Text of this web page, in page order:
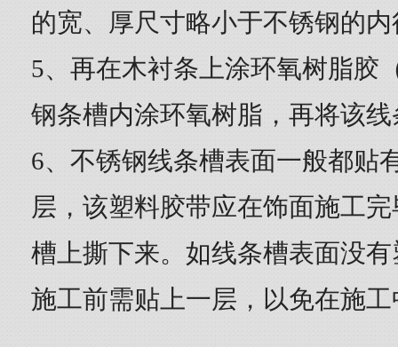
的宽、厚尺寸略小于不锈钢的
5、再在木衬条上涂环氧树脂胶
钢条槽内涂环氧树脂，再将该
6、不锈钢线条槽表面一般都贴
层，该塑料胶带应在饰面施工
槽上撕下来。如线条槽表面没
施工前需贴上一层，以免在施